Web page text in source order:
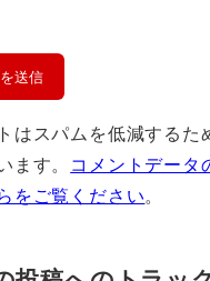
はスパムを低減する
ます。 コメントデータ
をご覧ください。